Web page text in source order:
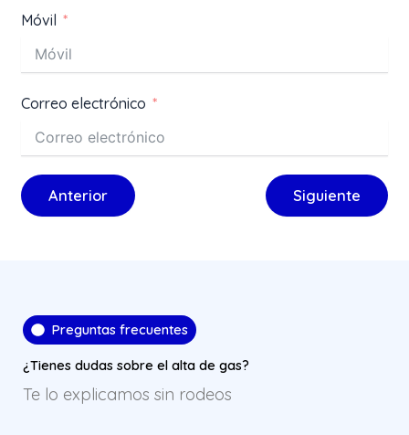
Móvil
Correo electrónico
Anterior Siguiente
Preguntas frecuentes
¿Tienes dudas sobre el alta de gas?
Te lo explicamos sin rodeos